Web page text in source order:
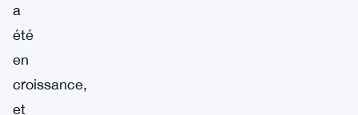
a
été
en
croissance,
et